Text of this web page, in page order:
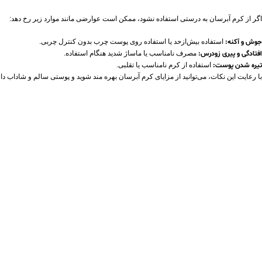
اگر از کرم آبرسان به‌ درستی استفاده نشود، ممکن است عوارضی مانند موارد زیر رخ دهد:
جوش و آکنه: استفاده بیش‌ازحد یا استفاده روی پوست چرب بدون کنترل چربی.
افتادگی و پیری زودرس: مصرف نامناسب یا ماساژ شدید هنگام استفاده.
تیره شدن پوست: استفاده از کرم نامناسب یا تقلبی.
با رعایت این نکات، می‌توانید از مزایای کرم آبرسان بهره‌ مند شوید و پوستی سالم و شاداب